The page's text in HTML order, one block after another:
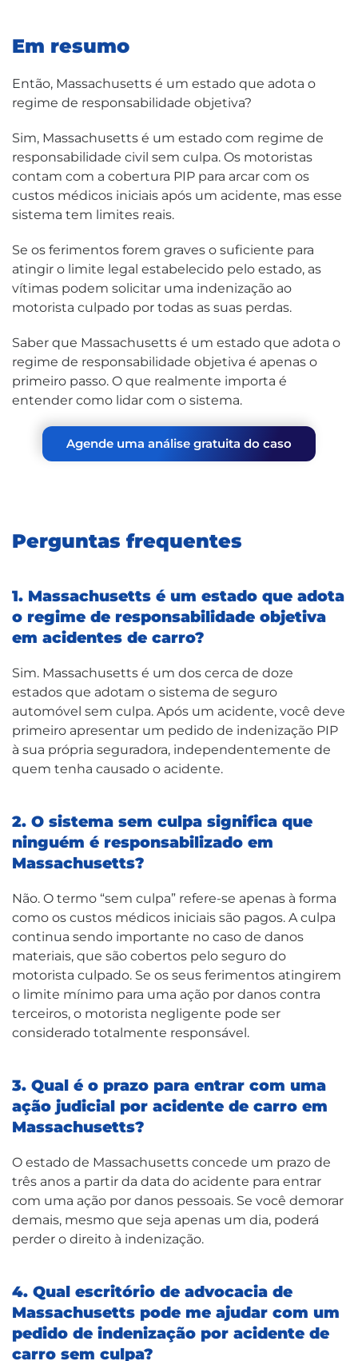
Em resumo
Então, Massachusetts é um estado que adota o
regime de responsabilidade objetiva?
Sim, Massachusetts é um estado com regime de
responsabilidade civil sem culpa. Os motoristas
contam com a cobertura PIP para arcar com os
custos médicos iniciais após um acidente, mas esse
sistema tem limites reais.
Se os ferimentos forem graves o suficiente para
atingir o limite legal estabelecido pelo estado, as
vítimas podem solicitar uma indenização ao
motorista culpado por todas as suas perdas.
Saber que Massachusetts é um estado que adota o
regime de responsabilidade objetiva é apenas o
primeiro passo. O que realmente importa é
entender como lidar com o sistema.
Agende uma análise gratuita do caso
Perguntas frequentes
1. Massachusetts é um estado que adota
o regime de responsabilidade objetiva
em acidentes de carro?
Sim. Massachusetts é um dos cerca de doze
estados que adotam o sistema de seguro
automóvel sem culpa. Após um acidente, você deve
primeiro apresentar um pedido de indenização PIP
à sua própria seguradora, independentemente de
quem tenha causado o acidente.
2. O sistema sem culpa significa que
ninguém é responsabilizado em
Massachusetts?
Não. O termo “sem culpa” refere-se apenas à forma
como os custos médicos iniciais são pagos. A culpa
continua sendo importante no caso de danos
materiais, que são cobertos pelo seguro do
motorista culpado. Se os seus ferimentos atingirem
o limite mínimo para uma ação por danos contra
terceiros, o motorista negligente pode ser
considerado totalmente responsável.
3. Qual é o prazo para entrar com uma
ação judicial por acidente de carro em
Massachusetts?
O estado de Massachusetts concede um prazo de
três anos a partir da data do acidente para entrar
com uma ação por danos pessoais. Se você demorar
demais, mesmo que seja apenas um dia, poderá
perder o direito à indenização.
4. Qual escritório de advocacia de
Massachusetts pode me ajudar com um
pedido de indenização por acidente de
carro sem culpa?